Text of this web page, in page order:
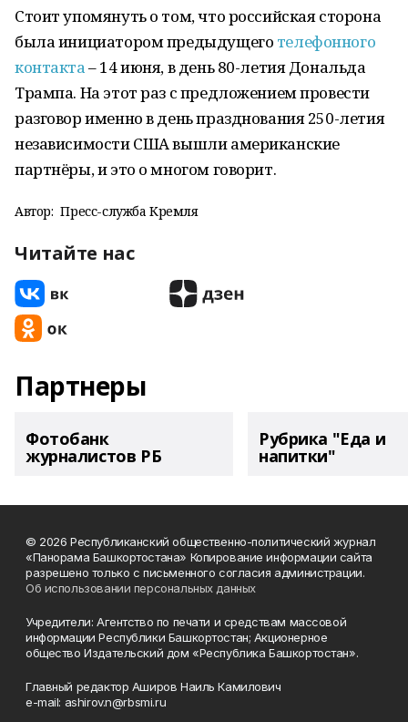
Стоит упомянуть о том, что российская сторона
была инициатором предыдущего телефонного
контакта– 14 июня, в день 80-летия Дональда
Трампа. На этот раз с предложением провести
разговор именно в день празднования 250-летия
независимости США вышли американские
партнёры, и это о многом говорит.
Автор: Пресс-служба Кремля
Читайте нас
Партнеры
Фотобанк
журналистов РБ
Рубрика "Еда и
напитки"
© 2026 Республиканский общественно-политический журнал
«Панорама Башкортостана» Копирование информации сайта
разрешено только с письменного согласия администрации.
Об использовании персональных данных
Учредители: Агентство по печати и средствам массовой
информации Республики Башкортостан; Акционерное
общество Издательский дом «Республика Башкортостан».
Главный редактор Аширов Наиль Камилович
e-mail: ashirov.n@rbsmi.ru